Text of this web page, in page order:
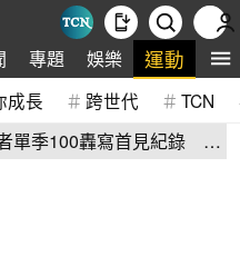
專題 娛樂 運動 全
成長 跨世代 TCN
單季100轟寫首見紀錄 這